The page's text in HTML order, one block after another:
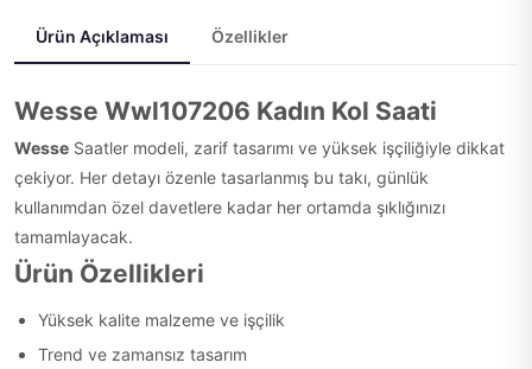
Ürün Açıklaması Özellikler
Wesse Wwl107206 Kadın Kol Saati
Wesse Saatler modeli, zarif tasarımı ve yüksek işçiliğiyle dikkat
çekiyor. Her detayı özenle tasarlanmış bu takı, günlük
kullanımdan özel davetlere kadar her ortamda şıklığınızı
tamamlayacak.
Ürün Özellikleri
Yüksek kalite malzeme ve işçilik
Trend ve zamansız tasarım